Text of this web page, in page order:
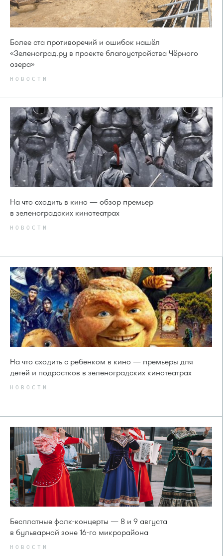
Более ста противоречий и ошибок нашёл
«Зеленоград.ру в проекте благоустройства Чёрного
озера»
НОВОСТИ
На что сходить в кино — обзор премьер
в зеленоградских кинотеатрах
НОВОСТИ
На что сходить с ребенком в кино — премьеры для
детей и подростков в зеленоградских кинотеатрах
НОВОСТИ
Бесплатные фолк-концерты — 8 и 9 августа
в бульварной зоне 16-го микрорайона
НОВОСТИ